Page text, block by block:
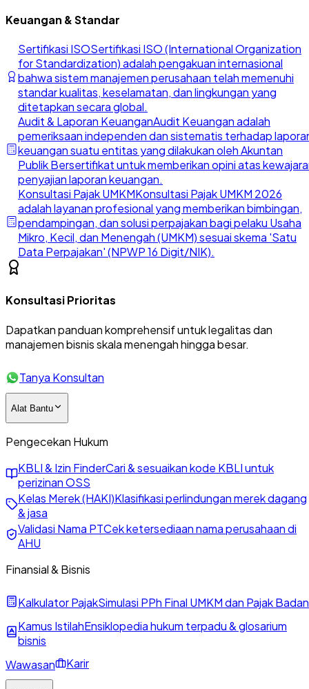
Keuangan & Standar
Sertifikasi ISOSertifikasi ISO (International Organization
for Standardization) adalah pengakuan internasional
bahwa sistem manajemen perusahaan telah memenuhi
standar kualitas, keselamatan, dan lingkungan yang
ditetapkan secara global.
Audit & Laporan KeuanganAudit Keuangan adalah
pemeriksaan independen dan sistematis terhadap
keuangan suatu entitas yang dilakukan oleh Akuntan
Publik Bersertifikat untuk memberikan opini atas
penyajian laporan keuangan.
Konsultasi Pajak UMKMKonsultasi Pajak UMKM 2026
adalah layanan profesional yang memberikan bimbingan,
pendampingan, dan solusi perpajakan bagi pelaku Usaha
Mikro, Kecil, dan Menengah (UMKM) sesuai skema 'Satu
Data Perpajakan' (NPWP 16 Digit/NIK).
Konsultasi Prioritas
Dapatkan panduan komprehensif untuk legalitas dan
manajemen bisnis skala menengah hingga besar.
Tanya Konsultan
Alat Bantu
Pengecekan Hukum
KBLI & Izin FinderCari & sesuaikan kode KBLI untuk
perizinan OSS
Kelas Merek (HAKI)Klasifikasi perlindungan merek dagang
& jasa
Validasi Nama PTCek ketersediaan nama perusahaan di
AHU
Finansial & Bisnis
Kalkulator PajakSimulasi PPh Final UMKM dan Pajak Badan
Kamus IstilahEnsiklopedia hukum terpadu & glosarium
bisnis
Wawasan
Karir